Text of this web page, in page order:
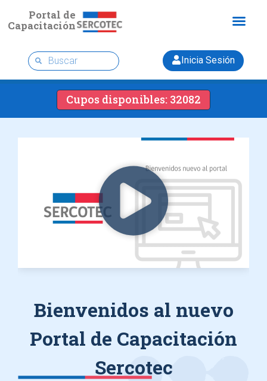
Portal de
Capacitación
Inicia Sesión
Cupos disponibles: 32082
Bienvenidos al nuevo
Portal de Capacitación
Sercotec